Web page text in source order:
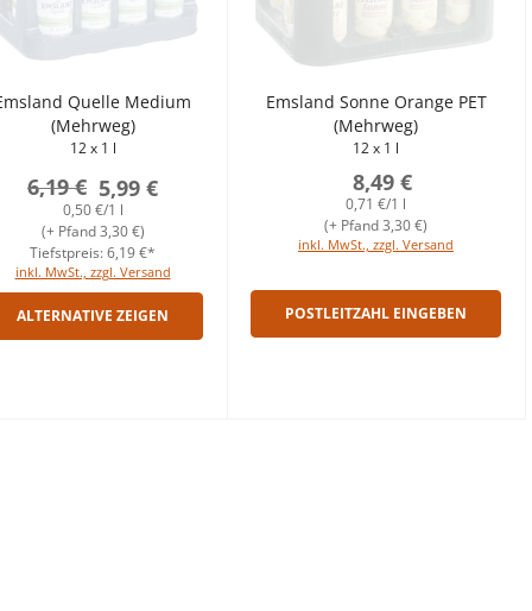
Quelle Medium
(Mehrweg)
12 x 1 l
5,99 €
6,19 €
0,50 €/1 l
inkl. MwSt., zzgl. Versand
(+ Pfand 3,30 €)
Tiefstpreis: 6,19 €*
ALTERNATIVE ZEIGEN
Emsland Sonne Orange PET
(Mehrweg)
12 x 1 l
8,49 €
0,71 €/1 l
inkl. MwSt., zzgl. Versand
(+ Pfand 3,30 €)
POSTLEITZAHL EINGEBEN